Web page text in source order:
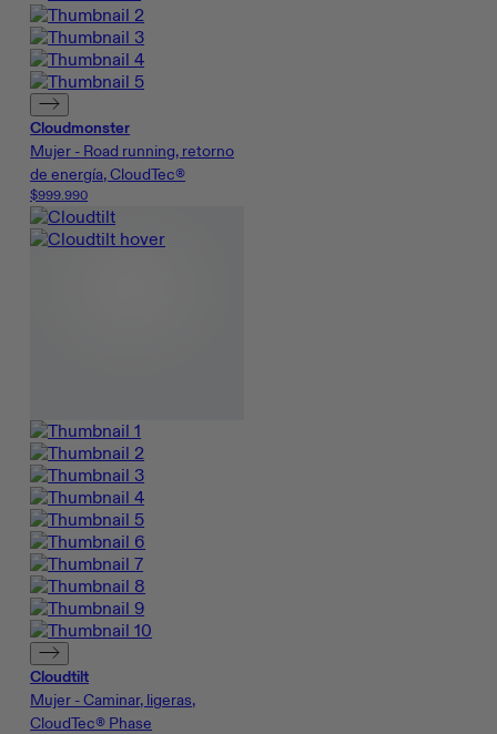
Cloudmonster
Mujer - Road running, retorno
de energía, CloudTec®
$999.990
Cloudtilt
Mujer - Caminar, ligeras,
CloudTec® Phase